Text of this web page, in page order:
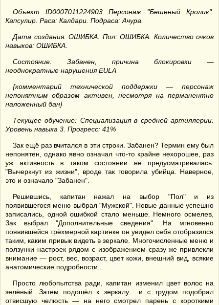
Объект ID0007011224903 Персонаж "Бешеный Кролик".
Капсулир. Раса: Калдари. Подраса: Ачура.
Дата создания: ОШИБКА. Пол: ОШИБКА. Количество очков
навыков: ОШИБКА.
Состояние: Забанен, причина блокировки —
неоднократные нарушения EULA
{комментарий технической поддержки — персонаж
непонятным образом активен, несмотря на перманентно
наложенный бан}
Текущее обучение: Специализация в средней артиллерии.
Уровень навыка 3. Прогресс: 41%
Зак ещё раз вчитался в эти строки. Забанен? Термин ему был
непонятен, однако явно означал что-то крайне нехорошее, раз
уж активность в таком состоянии не предусматривалась.
"Вычеркнут из жизни", вроде так говорила убийца. Наверное,
это и означало "Забанен".
Решившись, капитан нажал на выбор "Пол" и из
появившегося меню выбрал "Мужской". Новые данные успешно
записались, одной ошибкой стало меньше. Немного осмелев,
Зак выбрал "Дополнительные сведения". На мгновенно
появившейся трёхмерной картинке он увидел себя отобразился
таким, каким привык видеть в зеркале. Многочисленные меню и
ползунки настроек рядом с изображением сразу же привлекли
внимание — рост, вес, возраст, цвет кожи, внешний вид, всякие
анатомические подробности...
Просто любопытства ради, капитан изменил цвет волос на
зелёный. Затем подошёл к зеркалу... и с трудом подобрал
отвисшую челюсть — на него смотрел парень с короткими